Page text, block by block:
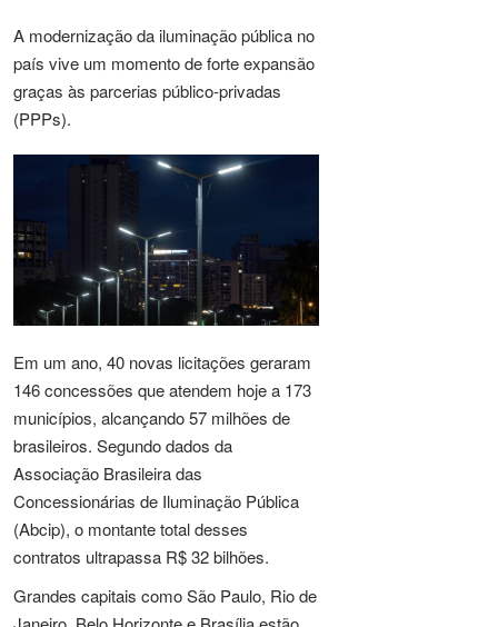
A modernização da iluminação pública no
país vive um momento de forte expansão
graças às parcerias público-privadas
(PPPs).
Em um ano, 40 novas licitações geraram
146 concessões que atendem hoje a 173
municípios, alcançando 57 milhões de
brasileiros. Segundo dados da
Associação Brasileira das
Concessionárias de Iluminação Pública
(Abcip), o montante total desses
contratos ultrapassa R$ 32 bilhões.
Grandes capitais como São Paulo, Rio de